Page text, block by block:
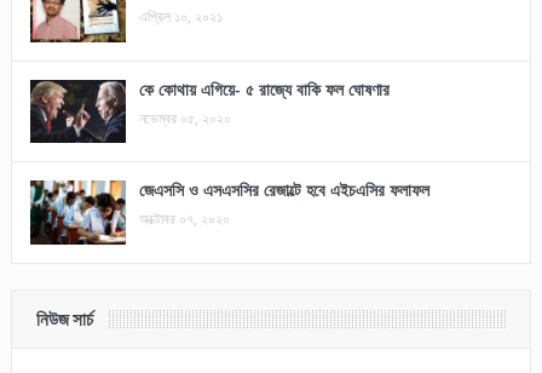
এপ্রিল ১০, ২০২১
কে কোথায় এগিয়ে- ৫ রাজ্যে বাকি ফল ঘোষণার
নভেম্বর ০৫, ২০২০
জেএসসি ও এসএসসির রেজাল্টে হবে এইচএসির ফলাফল
অক্টোবর ০৭, ২০২০
নিউজ সার্চ